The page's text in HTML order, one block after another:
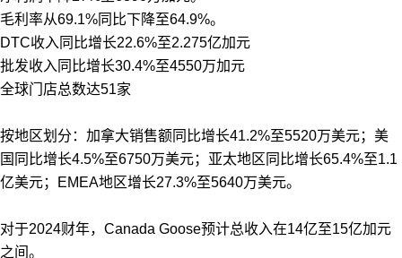
毛利率从69.1%同比下降至64.9%。
DTC收入同比增长22.6%至2.275亿加元
批发收入同比增长30.4%至4550万加元
全球门店总数达51家
按地区划分：加拿大销售额同比增长41.2%至5520万美元；美
国同比增长4.5%至6750万美元；亚太地区同比增长65.4%至1.1
亿美元；EMEA地区增长27.3%至5640万美元。
对于2024财年，Canada Goose预计总收入在14亿至15亿加元
之间。